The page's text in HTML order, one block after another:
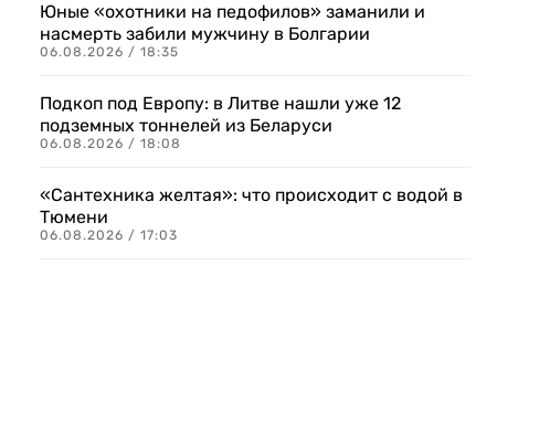
Юные «охотники на педофилов» заманили и
насмерть забили мужчину в Болгарии
06.08.2026 / 18:35
Подкоп под Европу: в Литве нашли уже 12
подземных тоннелей из Беларуси
06.08.2026 / 18:08
«Сантехника желтая»: что происходит с водой в
Тюмени
06.08.2026 / 17:03